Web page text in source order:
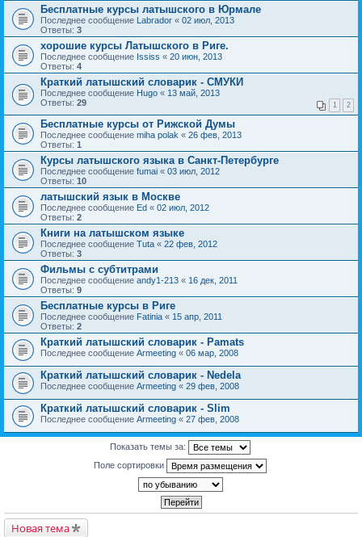
Бесплатные курсы латышского в Юрмале
Последнее сообщение Labrador « 02 июл, 2013
Ответы: 3
хорошие курсы Латышского в Риге.
Последнее сообщение Ississ « 20 июн, 2013
Ответы: 4
Краткий латышский словарик - СМУКИ
Последнее сообщение Hugo « 13 май, 2013
Ответы: 29 1 2
Бесплатные курсы от Рижской Думы
Последнее сообщение miha polak « 26 фев, 2013
Ответы: 1
Курсы латышского языка в Санкт-Петербурге
Последнее сообщение fumai « 03 июл, 2012
Ответы: 10
латышский язык в Москве
Последнее сообщение Ed « 02 июл, 2012
Ответы: 2
Книги на латышском языке
Последнее сообщение Tuta « 22 фев, 2012
Ответы: 3
Фильмы с субтитрами
Последнее сообщение andy1-213 « 16 дек, 2011
Ответы: 9
Бесплатные курсы в Риге
Последнее сообщение Fatinia « 15 апр, 2011
Ответы: 2
Краткий латышский словарик - Pamats
Последнее сообщение Armeeting « 06 мар, 2008
Краткий латышский словарик - Nedela
Последнее сообщение Armeeting « 29 фев, 2008
Краткий латышский словарик - Slim
Последнее сообщение Armeeting « 27 фев, 2008
Показать темы за:
Поле сортировки
Новая тема